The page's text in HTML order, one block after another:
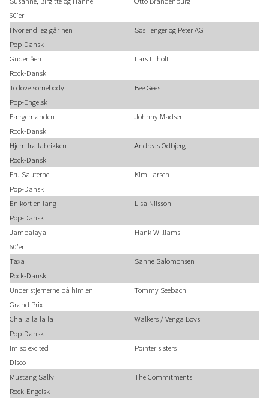
60'er
Hvor end jeg går hen
Søs Fenger og Peter AG
Pop-Dansk
Gudenåen
Lars Lilholt
Rock-Dansk
To love somebody
Bee Gees
Pop-Engelsk
Færgemanden
Johnny Madsen
Rock-Dansk
Hjem fra fabrikken
Andreas Odbjerg
Rock-Dansk
Fru Sauterne
Kim Larsen
Pop-Dansk
En kort en lang
Lisa Nilsson
Pop-Dansk
Jambalaya
Hank Williams
60'er
Taxa
Sanne Salomonsen
Rock-Dansk
Under stjernerne på himlen
Tommy Seebach
Grand Prix
Cha la la la la
Walkers / Venga Boys
Pop-Dansk
Im so excited
Pointer sisters
Disco
Mustang Sally
The Commitments
Rock-Engelsk